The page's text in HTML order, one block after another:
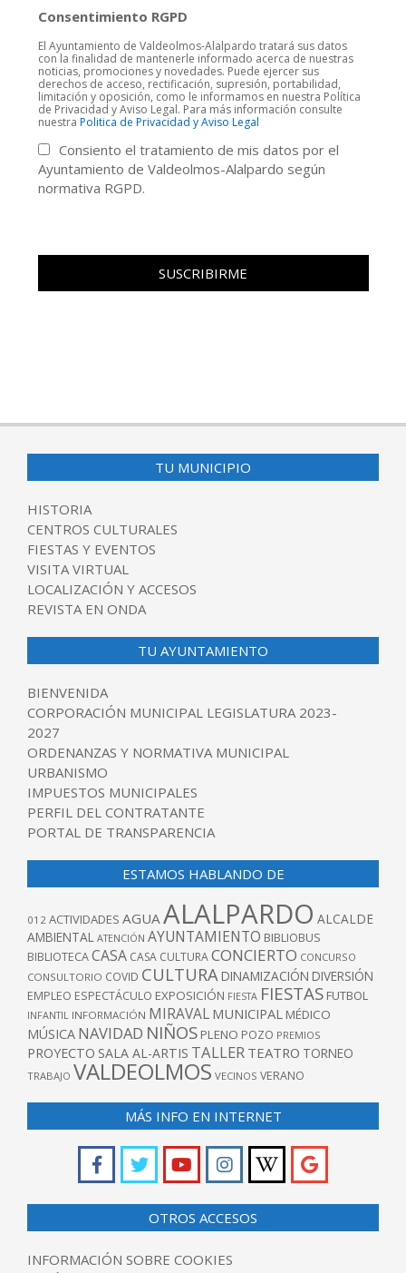
Consentimiento RGPD
El Ayuntamiento de Valdeolmos-Alalpardo tratará sus datos
con la finalidad de mantenerle informado acerca de nuestras
noticias, promociones y novedades. Puede ejercer sus
derechos de acceso, rectificación, supresión, portabilidad,
limitación y oposición, como le informamos en nuestra Política
de Privacidad y Aviso Legal. Para más información consulte
nuestra Politica de Privacidad y Aviso Legal
Consiento el tratamiento de mis datos por el
Ayuntamiento de Valdeolmos-Alalpardo según
normativa RGPD.
TU MUNICIPIO
HISTORIA
CENTROS CULTURALES
FIESTAS Y EVENTOS
VISITA VIRTUAL
LOCALIZACIÓN Y ACCESOS
REVISTA EN ONDA
TU AYUNTAMIENTO
BIENVENIDA
CORPORACIÓN MUNICIPAL LEGISLATURA 2023-
2027
ORDENANZAS Y NORMATIVA MUNICIPAL
URBANISMO
IMPUESTOS MUNICIPALES
PERFIL DEL CONTRATANTE
PORTAL DE TRANSPARENCIA
ESTAMOS HABLANDO DE
012 ACTIVIDADES AGUAALALPARDO ALCALDE
AMBIENTAL ATENCIÓN AYUNTAMIENTO BIBLIOBUS
BIBLIOTECACASA CASA CULTURACONCIERTO CONCURSO
CONSULTORIO COVID CULTURA DINAMIZACIÓN DIVERSIÓN
EMPLEO ESPECTÁCULO EXPOSICIÓN FIESTA FIESTAS FUTBOL
INFANTIL INFORMACIÓN MIRAVAL MUNICIPAL MÉDICO
MÚSICA NAVIDAD NIÑOS PLENO POZO PREMIOS
PROYECTO SALA AL-ARTIS TALLER TEATRO TORNEO
TRABAJO VALDEOLMOS VECINOS VERANO
MÁS INFO EN INTERNET
OTROS ACCESOS
INFORMACIÓN SOBRE COOKIES